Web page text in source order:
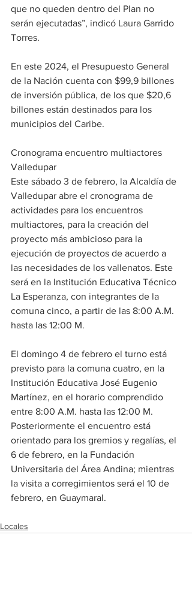
que no queden dentro del Plan no
serán ejecutadas”, indicó Laura Garrido
Torres.
En este 2024, el Presupuesto General
de la Nación cuenta con $99,9 billones
de inversión pública, de los que $20,6
billones están destinados para los
municipios del Caribe.
Cronograma encuentro multiactores
Valledupar
Este sábado 3 de febrero, la Alcaldía de
Valledupar abre el cronograma de
actividades para los encuentros
multiactores, para la creación del
proyecto más ambicioso para la
ejecución de proyectos de acuerdo a
las necesidades de los vallenatos. Este
será en la Institución Educativa Técnico
La Esperanza, con integrantes de la
comuna cinco, a partir de las 8:00 A.M.
hasta las 12:00 M.
El domingo 4 de febrero el turno está
previsto para la comuna cuatro, en la
Institución Educativa José Eugenio
Martínez, en el horario comprendido
entre 8:00 A.M. hasta las 12:00 M.
Posteriormente el encuentro está
orientado para los gremios y regalías, el
6 de febrero, en la Fundación
Universitaria del Área Andina; mientras
la visita a corregimientos será el 10 de
febrero, en Guaymaral.
Locales